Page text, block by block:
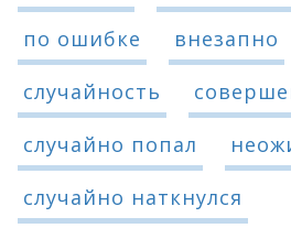
по ошибке
внезапно
случайность
случайно попал
случайно наткнулся